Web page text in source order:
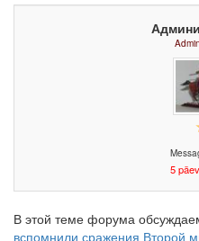
5
В этой теме форума
вспомнили сражения Второй